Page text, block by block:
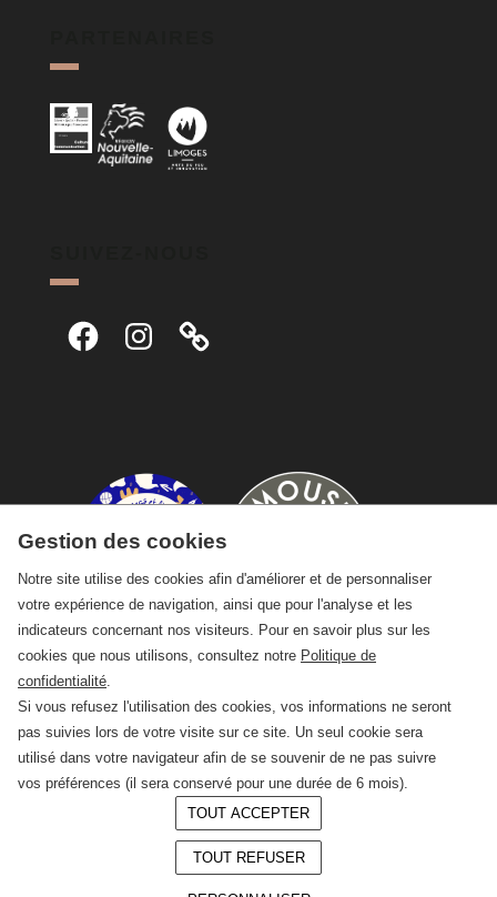
FacebookInstagram
© 2026 —CRAFT Limoges
Gestion des cookies
Notre site utilise des cookies afin d'améliorer et de personnaliser
votre expérience de navigation, ainsi que pour l'analyse et les
indicateurs concernant nos visiteurs. Pour en savoir plus sur les
cookies que nous utilisons, consultez notre Politique de
confidentialité
Si vous refusez l'utilisation des cookies, vos informations ne seront
pas suivies lors de votre visite sur ce site. Un seul cookie sera
utilisé dans votre navigateur afin de se souvenir de ne pas suivre
vos préférences (il sera conservé pour une durée de 6 mois).
TOUT ACCEPTER
TOUT REFUSER